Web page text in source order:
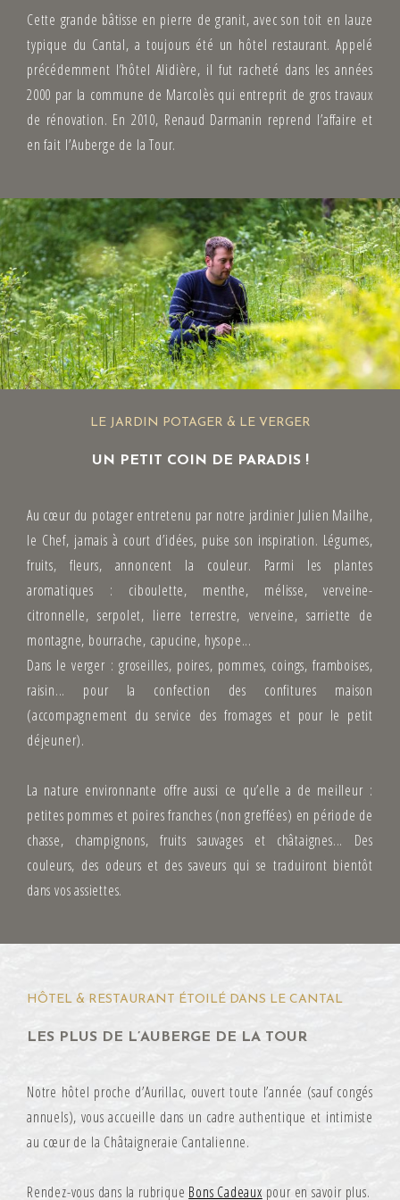
Cette grande bâtisse en pierre de granit, avec son toit en lauze
typique du Cantal, a toujours été un hôtel restaurant. Appelé
précédemment l’hôtel Alidière, il fut racheté dans les années
2000 par la commune de Marcolès qui entreprit de gros travaux
de rénovation. En 2010, Renaud Darmanin reprend l’affaire et
en fait l’Auberge de la Tour.
LE JARDIN POTAGER & LE VERGER
UN PETIT COIN DE PARADIS !
Au cœur du potager entretenu par notre jardinier Julien Mailhe,
le Chef, jamais à court d’idées, puise son inspiration. Légumes,
fruits, fleurs, annoncent la couleur. Parmi les plantes
aromatiques : ciboulette, menthe, mélisse, verveine-
citronnelle, serpolet, lierre terrestre, verveine, sarriette de
montagne, bourrache, capucine, hysope...
Dans le verger : groseilles, poires, pommes, coings, framboises,
raisin... pour la confection des confitures maison
(accompagnement du service des fromages et pour le petit
déjeuner).
La nature environnante offre aussi ce qu’elle a de meilleur :
petites pommes et poires franches (non greffées) en période de
chasse, champignons, fruits sauvages et châtaignes... Des
couleurs, des odeurs et des saveurs qui se traduiront bientôt
dans vos assiettes.
HÔTEL & RESTAURANT ÉTOILÉ DANS LE CANTAL
LES PLUS DE L’AUBERGE DE LA TOUR
Notre hôtel proche d’Aurillac, ouvert toute l’année (sauf congés
annuels), vous accueille dans un cadre authentique et intimiste
au cœur de la Châtaigneraie Cantalienne.
Rendez-vous dans la rubrique Bons Cadeaux pour en savoir plus.